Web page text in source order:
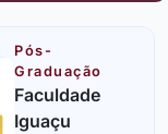
Pós-
Graduação
Faculdade
Iguaçu